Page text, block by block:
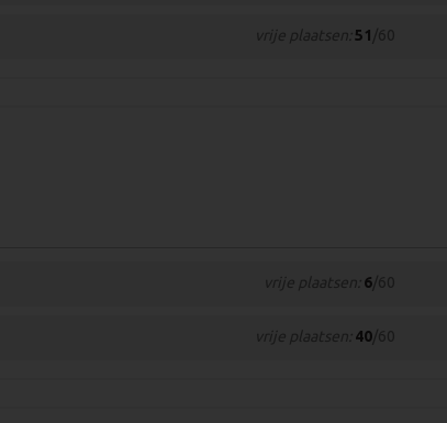
vrije plaatsen: 51 /60
vrije plaatsen: 6/60
vrije plaatsen: 40/60